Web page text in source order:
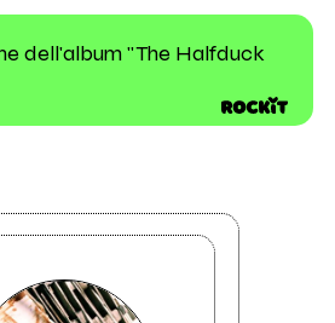
dell'album "The Halfduck